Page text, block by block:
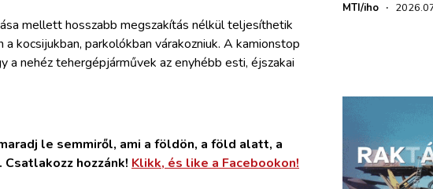
mellett hosszabb megszakítás nélkül teljesíthetik
kocsijukban, parkolókban várakozniuk. A kamionstop
nehéz tehergépjárművek az enyhébb esti, éjszakai
le semmiről, ami a földön, a föld alatt, a
hozzánk! Klikk, és like a Facebookon!
MTI/iho ·